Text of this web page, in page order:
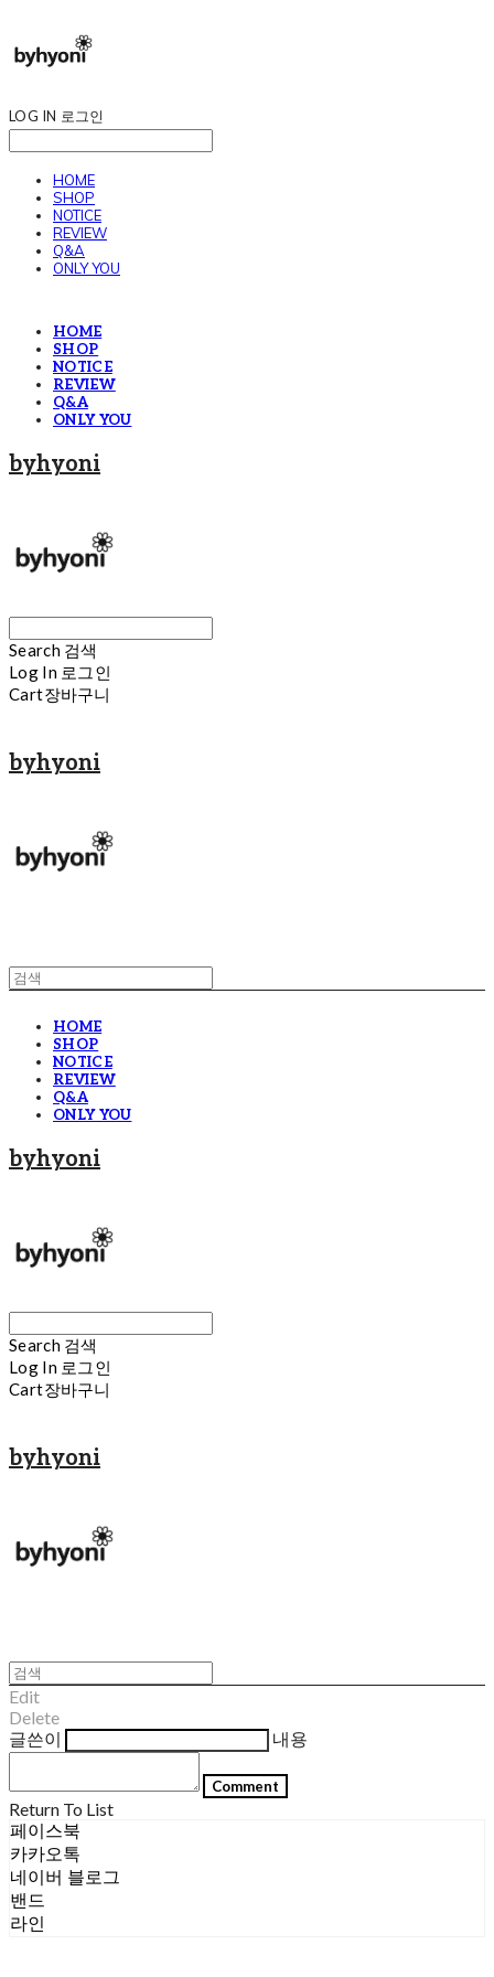
LOG IN 로그인
HOME
SHOP
NOTICE
REVIEW
Q&A
ONLY YOU
HOME
SHOP
NOTICE
REVIEW
Q&A
ONLY YOU
byhyoni
Search 검색
Log In 로그인
Cart장바구니
byhyoni
HOME
SHOP
NOTICE
REVIEW
Q&A
ONLY YOU
byhyoni
Search 검색
Log In 로그인
Cart장바구니
byhyoni
Edit
Delete
글쓴이
내용
Comment
Return To List
페이스북
카카오톡
네이버 블로그
밴드
라인